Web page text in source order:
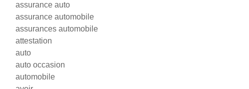
assurance auto
assurance automobile
assurances automobile
attestation
auto
auto occasion
automobile